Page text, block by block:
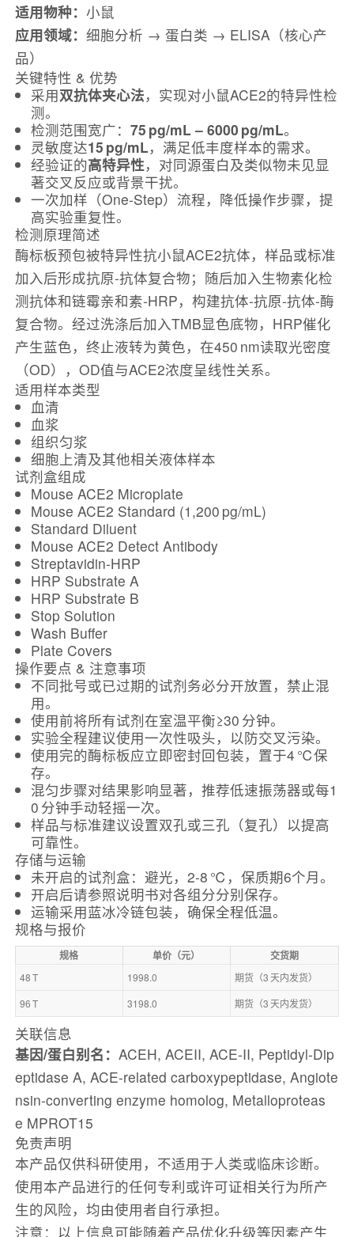
适用物种： 小鼠
应用领域： 细胞分析 → 蛋白类 → ELISA（核心产
品）
关键特性 & 优势
采用双抗体夹心法，实现对小鼠ACE2的特异性检
测。
检测范围宽广： 75 pg/mL – 6000 pg/mL。
灵敏度达15 pg/mL，满足低丰度样本的需求。
经验证的高特异性，对同源蛋白及类似物未见显
著交叉反应或背景干扰。
一次加样（One‑Step）流程，降低操作步骤，提
高实验重复性。
检测原理简述
酶标板预包被特异性抗小鼠ACE2抗体，样品或标准
加入后形成抗原-抗体复合物；随后加入生物素化检
测抗体和链霉亲和素‑HRP，构建抗体‑抗原‑抗体‑酶
复合物。经过洗涤后加入TMB显色底物，HRP催化
产生蓝色，终止液转为黄色，在450 nm读取光密度
（OD），OD值与ACE2浓度呈线性关系。
适用样本类型
血清
血浆
组织匀浆
细胞上清及其他相关液体样本
试剂盒组成
Mouse ACE2 Microplate
Mouse ACE2 Standard (1,200 pg/mL)
Standard Diluent
Mouse ACE2 Detect Antibody
Streptavidin‑HRP
HRP Substrate A
HRP Substrate B
Stop Solution
Wash Buffer
Plate Covers
操作要点 & 注意事项
不同批号或已过期的试剂务必分开放置，禁止混
用。
使用前将所有试剂在室温平衡≥30 分钟。
实验全程建议使用一次性吸头，以防交叉污染。
使用完的酶标板应立即密封回包装，置于4 ℃保
存。
混匀步骤对结果影响显著，推荐低速振荡器或每1
0 分钟手动轻摇一次。
样品与标准建议设置双孔或三孔（复孔）以提高
可靠性。
存储与运输
未开启的试剂盒：避光，2‑8 ℃，保质期6个月。
开启后请参照说明书对各组分分别保存。
运输采用蓝冰冷链包装，确保全程低温。
规格与报价
规格 单价（元） 交货期
48 T 1998.0
期货（3 天内发货）
96 T
3198.0 期货（3 天内发货）
关联信息
基因/蛋白别名： ACEH, ACEII, ACE‑II, Peptidyl‑Dip
eptidase A, ACE‑related carboxypeptidase, Angiote
nsin‑converting enzyme homolog, Metalloproteas
e MPROT15
免责声明
本产品仅供科研使用，不适用于人类或临床诊断。
使用本产品进行的任何专利或许可证相关行为所产
生的风险，均由使用者自行承担。
注意：以上信息可能随着产品优化升级等因素产生